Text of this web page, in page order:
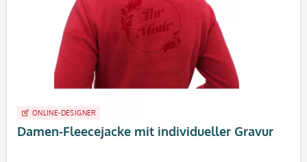
ONLINE-DESIGNER
Damen-Fleecejacke mit individueller Gravur